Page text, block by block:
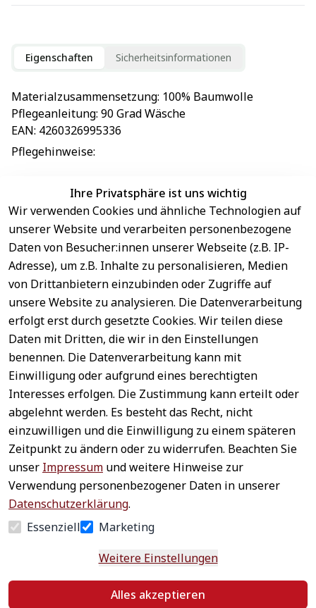
Eigenschaften Sicherheitsinformationen
Materialzusammensetzung: 100% Baumwolle
Pflegeanleitung: 90 Grad Wäsche
EAN: 4260326995336
Pflegehinweise:
EU-Verantwortliche Person - klicken Sie für Details
Ihre Privatsphäre ist uns wichtig
Wir verwenden Cookies und ähnliche Technologien auf
unserer Website und verarbeiten personenbezogene
Daten von Besucher:innen unserer Webseite (z.B. IP-
Adresse), um z.B. Inhalte zu personalisieren, Medien
von Drittanbietern einzubinden oder Zugriffe auf
unsere Website zu analysieren. Die Datenverarbeitung
erfolgt erst durch gesetzte Cookies. Wir teilen diese
Daten mit Dritten, die wir in den Einstellungen
benennen. Die Datenverarbeitung kann mit
Einwilligung oder aufgrund eines berechtigten
Interesses erfolgen. Die Zustimmung kann erteilt oder
abgelehnt werden. Es besteht das Recht, nicht
einzuwilligen und die Einwilligung zu einem späteren
Zeitpunkt zu ändern oder zu widerrufen. Beachten Sie
unser Impressum und weitere Hinweise zur
Verwendung personenbezogener Daten in unserer
Datenschutzerklärung.
Essenziell
Marketing
Weitere Einstellungen
Alles akzeptieren
Rechtliches
AGB
Impressum
Datenschutz
Widerrufsrecht
Widerrufsform
ular
Service
Kontakt
Registrieren
Zahlung &
Versand
Newsletter
abonnieren
Häufige
Fragen
Sichere
Zahlungsar
ten
Schneller
Versand
Vertrag